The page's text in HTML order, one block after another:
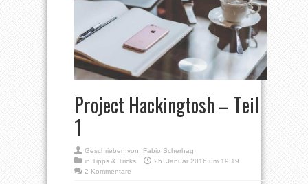
Project Hackingtosh – Teil
1
Geschrieben von: Fabio Scherhag
in Tipps & Tricks
25. Januar 2016 um 19:19
2 Kommentare